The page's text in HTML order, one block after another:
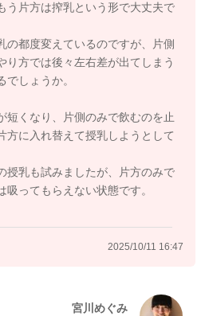
てくれないでしょうか？
いる時の方が飲んでくれることも
をみていただき、飲んでもらえる
ようにされるのもいいと思いま
り、溜まることが減るようにもさ
がっていきます。
ということですが、哺乳量を稼い
えることでも脱水予防にもなりま
う片方は搾乳という形で大丈夫で
の都度変えているのですが、片側
り方では後々左右差が出てしまう
しょうか。
短くなり、片側のみで飲むのを止
方に入れ替えて授乳しようとして
授乳も試みましたが、片方のみで
ってもらえない状態です。
2025/10/11 16:47
宮川めぐみ